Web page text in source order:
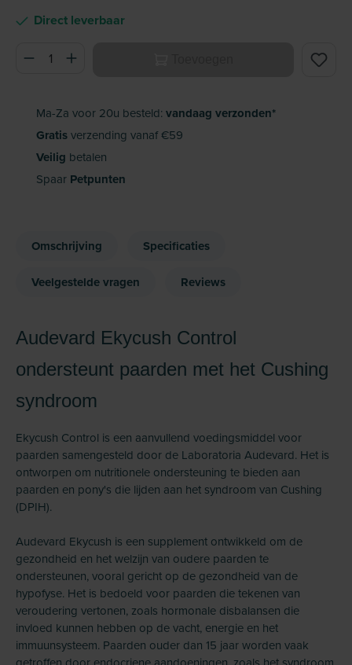
Direct leverbaar
Producthoeveelheid: Voer de gewenste hoeveelheid in of
Ma-Za voor 20u besteld: vandaag verzonden*
Gratisverzending vanaf €59
Veilig betalen
Spaar Petpunten
Omschrijving Specificaties
Veelgestelde vragen Reviews
Audevard Ekycush Control
ondersteunt paarden met het Cushing
syndroom
Ekycush Control is een aanvullend voedingsmiddel voor
paarden samengesteld door de Laboratoria Audevard. Het is
ontworpen om nutritionele ondersteuning te bieden aan
paarden en pony's die lijden aan het syndroom van Cushing
(DPIH).
Audevard Ekycush is een supplement ontwikkeld om de
gezondheid en het welzijn van oudere paarden te
ondersteunen, vooral gericht op de gezondheid van de
hypofyse. Het is bedoeld voor paarden die tekenen van
veroudering vertonen, zoals hormonale disbalansen die
invloed kunnen hebben op de vacht, energie en het
immuunsysteem. Paarden ouder dan 15 jaar worden vaak